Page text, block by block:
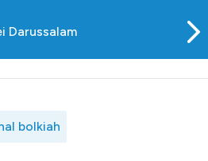
Darussalam
bolkiah